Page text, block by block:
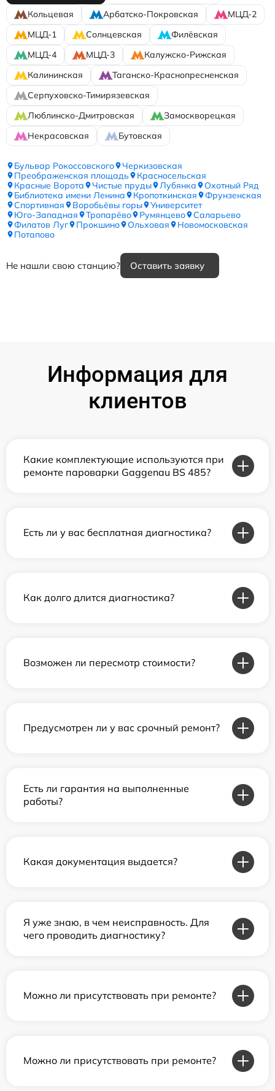
Кольцевая
Арбатско-Покровская
МЦД-2
МЦД-1
Солнцевская
Филёвская
МЦД-4
МЦД-3
Калужско-Рижская
Калининская
Таганско-Краснопресненская
Серпуховско-Тимирязевская
Люблинско-Дмитровская
Замоскворецкая
Некрасовская
Бутовская
Бульвар Рокоссовского
Черкизовская
Преображенская площадь
Красносельская
Красные Ворота
Чистые пруды Лубянка
Охотный Ряд
Библиотека имени Ленина
Кропоткинская
Фрунзенская
Спортивная
Воробьёвы горы
Университет
Юго-Западная
Тропарёво Румянцево
Саларьево
Филатов Луг
Прокшино Ольховая
Новомосковская
Потапово
Не нашли свою станцию? Оставить заявку
Информация для
клиентов
Какие комплектующие используются при
ремонте пароварки Gaggenau BS 485?
Есть ли у вас бесплатная диагностика?
Как долго длится диагностика?
Возможен ли пересмотр стоимости?
Предусмотрен ли у вас срочный ремонт?
Есть ли гарантия на выполненные
работы?
Какая документация выдается?
Я уже знаю, в чем неисправность. Для
чего проводить диагностику?
Можно ли присутствовать при ремонте?
Можно ли присутствовать при ремонте?